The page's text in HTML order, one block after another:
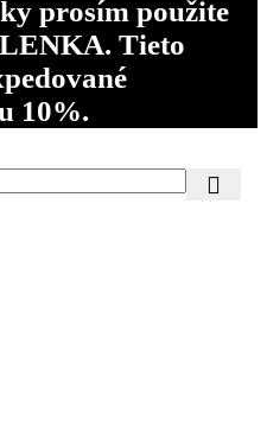
prosím použite
Tieto
10%.